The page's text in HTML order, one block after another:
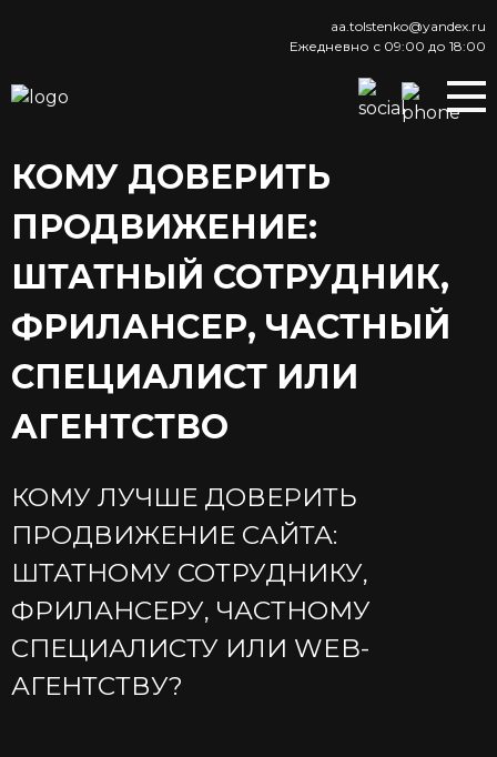
aa.tolstenko@yandex.ru
Ежедневно с 09:00 до 18:00
КОМУ ДОВЕРИТЬ
ПРОДВИЖЕНИЕ:
ШТАТНЫЙ СОТРУДНИК,
ФРИЛАНСЕР, ЧАСТНЫЙ
СПЕЦИАЛИСТ ИЛИ
АГЕНТСТВО
КОМУ ЛУЧШЕ ДОВЕРИТЬ
ПРОДВИЖЕНИЕ САЙТА:
ШТАТНОМУ СОТРУДНИКУ,
ФРИЛАНСЕРУ, ЧАСТНОМУ
СПЕЦИАЛИСТУ ИЛИ WEB-
АГЕНТСТВУ?